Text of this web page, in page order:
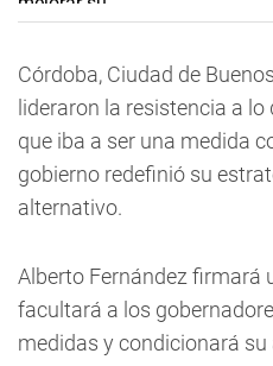
Córdoba, Ciudad de
lideraron la resistencia a
que iba a ser una medida
gobierno redefinió su
alternativo.
Alberto Fernández firmará
facultará a los
medidas y condicionará